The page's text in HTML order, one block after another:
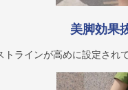
美脚効果
トラインが高めに設定され